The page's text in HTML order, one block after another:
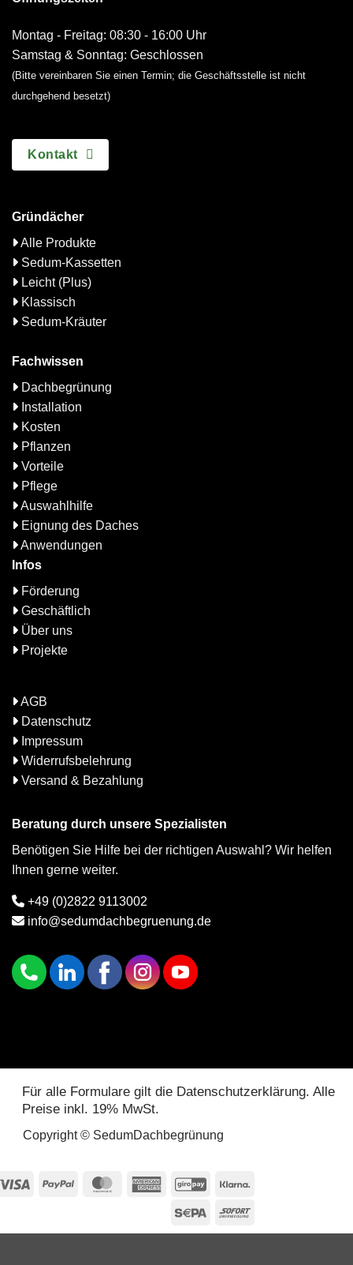
Montag - Freitag: 08:30 - 16:00 Uhr
Samstag & Sonntag: Geschlossen
(Bitte vereinbaren Sie einen Termin; die Geschäftsstelle ist nicht
durchgehend besetzt)
Kontakt
Gründächer
Alle Produkte
Sedum-Kassetten
Leicht (Plus)
Klassisch
Sedum-Kräuter
Fachwissen
Dachbegrünung
Installation
Kosten
Pflanzen
Vorteile
Pflege
Auswahlhilfe
Eignung des Daches
Anwendungen
Infos
Förderung
Geschäftlich
Über uns
Projekte
AGB
Datenschutz
Impressum
Widerrufsbelehrung
Versand & Bezahlung
Beratung durch unsere Spezialisten
Benötigen Sie Hilfe bei der richtigen Auswahl? Wir helfen
Ihnen gerne weiter.
+49 (0)2822 9113002
info@sedumdachbegruenung.de
Für alle Formulare gilt die Datenschutzerklärung. Alle
Preise inkl. 19% MwSt.
Copyright © SedumDachbegrünung
Visa PayPal MasterCardAmerican GiroPay
Sepa